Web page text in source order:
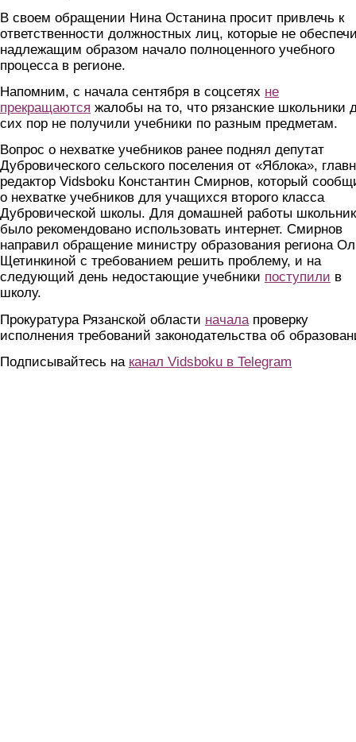
В своем обращении Нина Останина просит привлечь к
ответственности должностных лиц, которые не
надлежащим образом начало полноценного учебного
процесса в регионе.
Напомним, с начала сентября в соцсетях не
прекращаются жалобы на то, что рязанские школьники
сих пор не получили учебники по разным предметам.
Вопрос о нехватке учебников ранее поднял депутат
Дубровического сельского поселения от «Яблока»,
редактор Vidsboku Константин Смирнов, который
о нехватке учебников для учащихся второго класса
Дубровической школы. Для домашней работы
было рекомендовано использовать интернет. Смирнов
направил обращение министру образования региона
Щетинкиной с требованием решить проблему, и на
следующий день недостающие учебники поступили в
школу.
Прокуратура Рязанской области начала проверку
исполнения требований законодательства об
Подписывайтесь на канал Vidsboku в Telegram